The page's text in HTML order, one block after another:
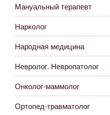
Мануальный терапевт
Нарколог
Народная медицина
Невролог. Невропатолог
Онколог-маммолог
Ортопед-травматолог